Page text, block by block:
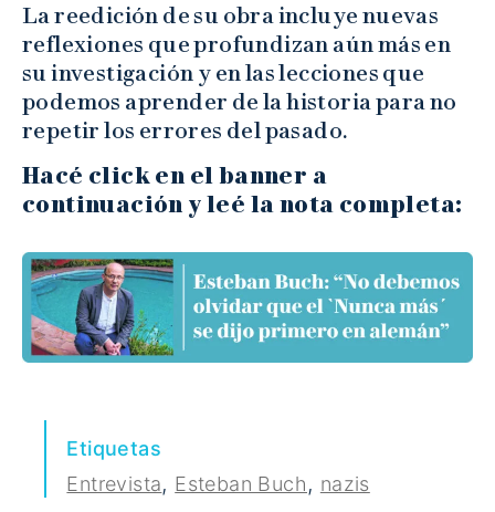
La reedición de su obra incluye nuevas
reflexiones que profundizan aún más en
su investigación y en las lecciones que
podemos aprender de la historia para no
repetir los errores del pasado.
Hacé click en el banner a
continuación y leé la nota completa:
Etiquetas
Entrevista, Esteban Buch, nazis